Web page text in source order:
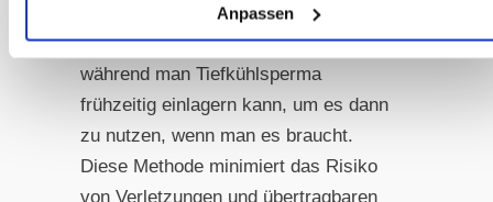
Anpassen
Kühlsperma benötigt eine schnelle,
reibungslos funktionierende Logistik,
während man Tiefkühlsperma
frühzeitig einlagern kann, um es dann
zu nutzen, wenn man es braucht.
Diese Methode minimiert das Risiko
von Verletzungen und übertragbaren